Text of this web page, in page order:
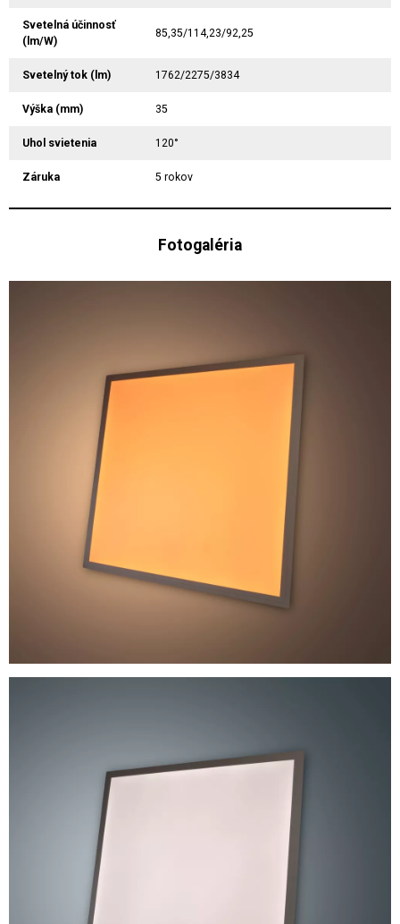
Svetelná účinnosť
(lm/W)
85,35/114,23/92,25
Svetelný tok (lm) 1762/2275/3834
Výška (mm) 35
Uhol svietenia 120°
Záruka 5 rokov
Fotogaléria